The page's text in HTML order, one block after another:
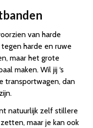
van harde
harde en ruwe
maar het grote
maken. Wil jij ‘s
transportwagen, dan
natuurlijk zelf stillere
maar je kan ook